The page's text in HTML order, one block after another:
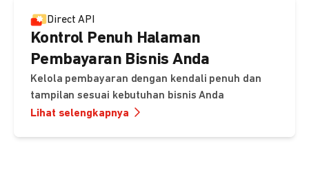
Direct API
Kontrol Penuh Halaman
Pembayaran Bisnis Anda
Kelola pembayaran dengan kendali penuh dan
tampilan sesuai kebutuhan bisnis Anda
Lihat selengkapnya